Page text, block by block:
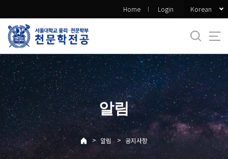
로
메
뉴
Home Login Korean
알림
> 알림 > 공지사항